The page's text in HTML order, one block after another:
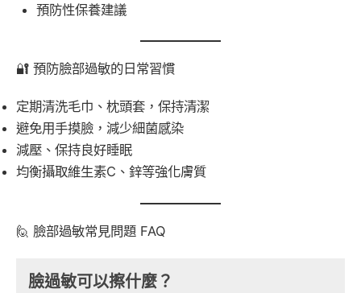
預防性保養建議
🔐 預防臉部過敏的日常習慣
定期清洗毛巾、枕頭套，保持清潔
避免用手摸臉，減少細菌感染
減壓、保持良好睡眠
均衡攝取維生素C、鋅等強化膚質
🙋 臉部過敏常見問題 FAQ
臉過敏可以擦什麼？